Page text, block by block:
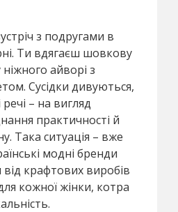
з подругами в
Ти вдягаєш шовкову
айворі з
Сусідки дивуються,
речі – на вигляд
практичності й
Така ситуація – вже
модні бренди
крафтових виробів
кожної жінки, котра